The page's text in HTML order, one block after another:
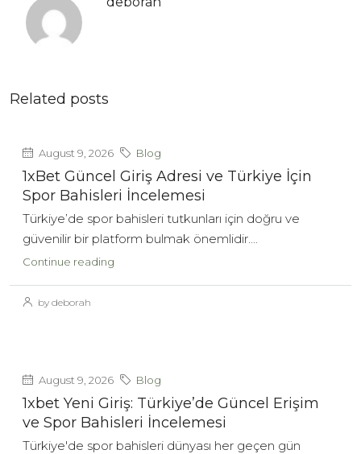
Related posts
August 9, 2026 Blog
1xBet Güncel Giriş Adresi ve Türkiye İçin
Spor Bahisleri İncelemesi
Türkiye’de spor bahisleri tutkunları için doğru ve
güvenilir bir platform bulmak önemlidir....
Continue reading
by deborah
August 9, 2026 Blog
1xbet Yeni Giriş: Türkiye’de Güncel Erişim
ve Spor Bahisleri İncelemesi
Türkiye'de spor bahisleri dünyası her geçen gün